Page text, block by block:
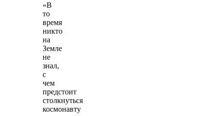
«В
то
время
никто
на
Земле
не
знал,
с
чем
предстоит
столкнуться
космонавту